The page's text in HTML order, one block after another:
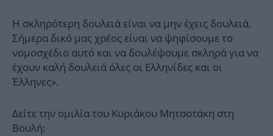
Η σκληρότερη δουλειά είναι να μην έχεις δουλειά.
Σήμερα δικό μας χρέος είναι να ψηφίσουμε το
νομοσχέδιο αυτό και να δουλέψουμε σκληρά για να
έχουν καλή δουλειά όλες οι Ελληνίδες και οι
Έλληνες».
Δείτε την ομιλία του Κυριάκου Μητσοτάκη στη
Βουλή: